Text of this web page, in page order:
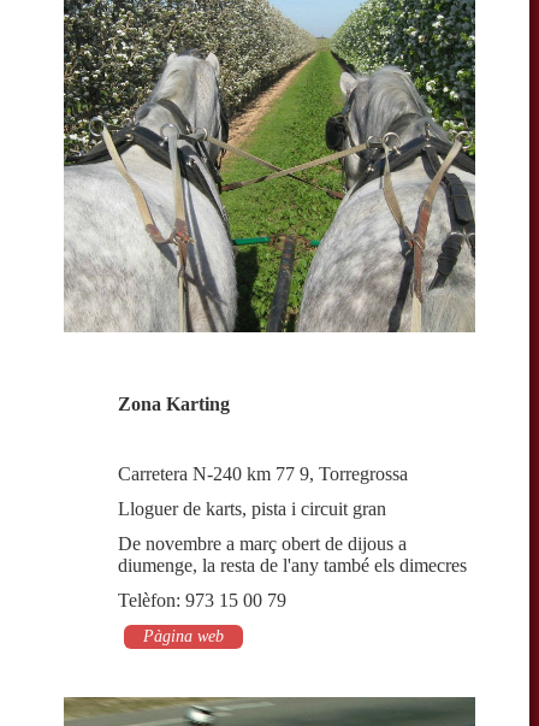
Zona Karting
Carretera N-240 km 77 9, Torregrossa
Lloguer de karts, pista i circuit gran
De novembre a març obert de dijous a
diumenge, la resta de l'any també els dimecres
Telèfon: 973 15 00 79
Pàgina web